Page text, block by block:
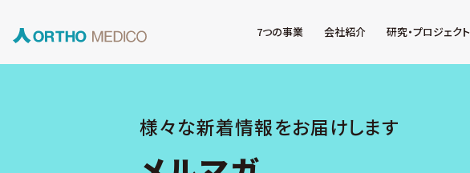
7つの事業 会社紹介 研究・プロジェクト
様々な新着情報をお届けします